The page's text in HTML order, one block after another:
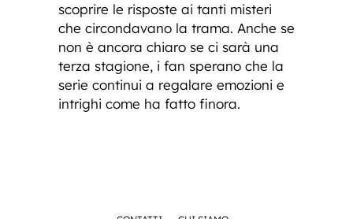
scoprire le risposte ai tanti misteri
che circondavano la trama. Anche se
non è ancora chiaro se ci sarà una
terza stagione, i fan sperano che la
serie continui a regalare emozioni e
intrighi come ha fatto finora.